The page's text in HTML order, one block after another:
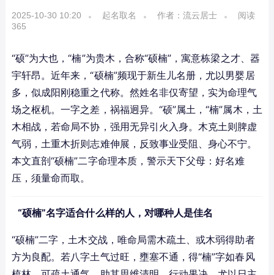
2025-10-30 10:20 起名取名 作者：流云居士
阅读
365
“硕”为大也，“楠”为贵木，合称“硕楠”，寓意栋梁之才、器
宇轩昂。近年来，“硕楠”频现于新生儿名册，尤以男婴居
多，似成阳刚稳重之代称。然姓名非仅寄望，实为命理气
场之枢机。一字之差，祸福迥异。“硕”属土，“楠”属木，土
木相战，若命局不协，强用无异引火入身。木克土则脾虚
气弱，土重木折则志难伸展，反致事业受阻、身心不宁。
本文直剖“硕楠”二字命理本质，警示天下父母：好名难
压，须量命而取。
“硕楠”名字适合什么样的人，对哪种人是佳名
“硕楠”二字，土木交战，唯命局需木疏土、或木弱得助者
方为良配。若八字土气过旺，壅塞不通，得“楠”字如春风